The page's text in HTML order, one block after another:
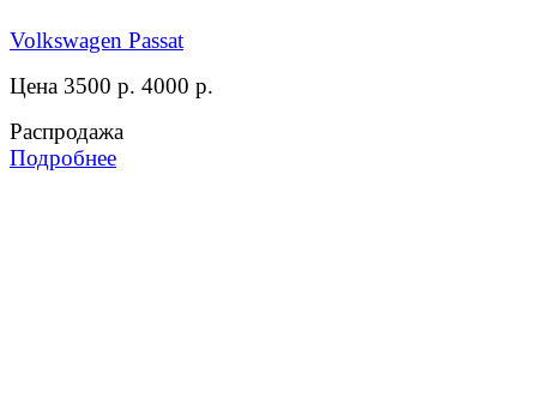
Volkswagen Passat
Цена 3500 р. 4000 р.
Распродажа
Подробнее